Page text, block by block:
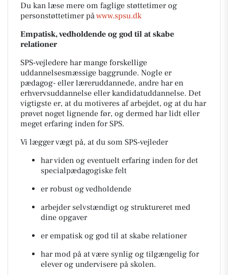
Du kan læse mere om faglige støttetimer og
personstøttetimer påwww.spsu.dk
Empatisk, vedholdende og god til at skabe
relationer
SPS-vejledere har mange forskellige
uddannelsesmæssige baggrunde. Nogle er
pædagog- eller læreruddannede, andre har en
erhvervsuddannelse eller kandidatuddannelse. Det
vigtigste er, at du motiveres af arbejdet, og at du har
prøvet noget lignende før, og dermed har lidt eller
meget erfaring inden for SPS.
Vi lægger vægt på, at du som SPS-vejleder
har viden og eventuelt erfaring inden for det
specialpædagogiske felt
er robust og vedholdende
arbejder selvstændigt og struktureret med
dine opgaver
er empatisk og god til at skabe relationer
har mod på at være synlig og tilgængelig for
elever og undervisere på skolen.